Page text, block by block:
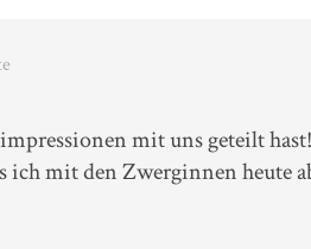
mit uns geteilt hast!
mit den Zwerginnen heute